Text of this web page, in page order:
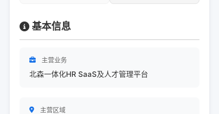
基本信息
主营业务
北森一体化HR SaaS及人才管理平台
主营区域